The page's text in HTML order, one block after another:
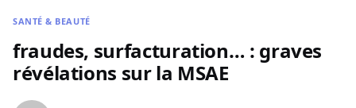
SANTÉ & BEAUTÉ
fraudes, surfacturation… : graves
révélations sur la MSAE